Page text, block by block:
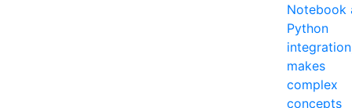
Notebook
Python
makes
complex
concepts